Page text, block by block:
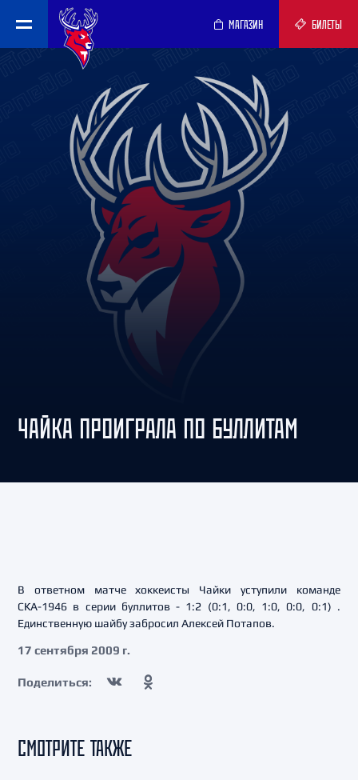
МАГАЗИН БИЛЕТЫ
ЧАЙКА ПРОИГРАЛА ПО БУЛЛИТАМ
В ответном матче хоккеисты Чайки уступили команде
СКА-1946 в серии буллитов - 1:2 (0:1, 0:0, 1:0, 0:0, 0:1) .
Единственную шайбу забросил Алексей Потапов.
17 сентября 2009 г.
Поделиться:
СМОТРИТЕ ТАКЖЕ